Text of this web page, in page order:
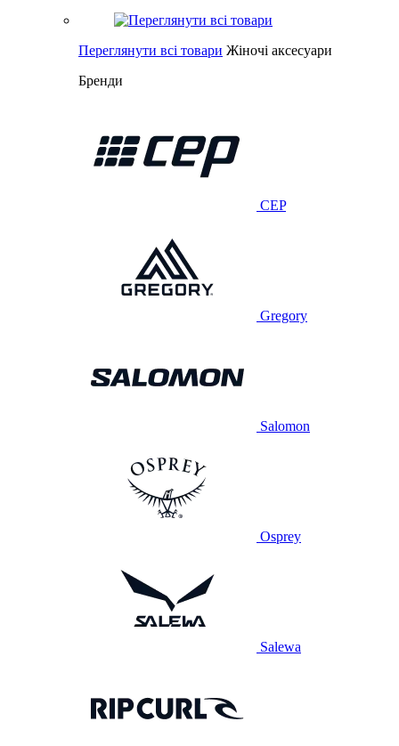
Переглянути всі товари Жіночі аксесуари
Бренди
CEP
Gregory
Salomon
Osprey
Salewa